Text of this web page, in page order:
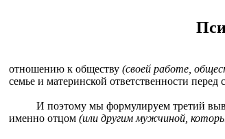
отношению к обществу (своей работе,
семье и материнской ответственности перед
И поэтому мы формулируем третий вывод:
именно отцом (или другим мужчиной,